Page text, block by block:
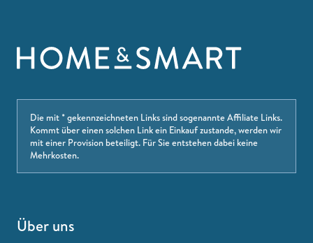
Die mit * gekennzeichneten Links sind sogenannte Affiliate Links.
Kommt über einen solchen Link ein Einkauf zustande, werden wir
mit einer Provision beteiligt. Für Sie entstehen dabei keine
Mehrkosten.
Über uns